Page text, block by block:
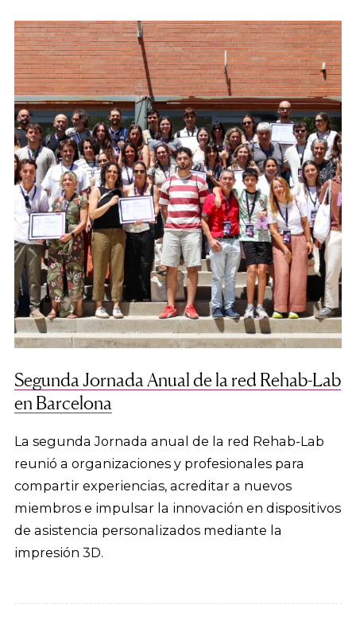
Segunda Jornada Anual de la red Rehab-Lab
en Barcelona
La segunda Jornada anual de la red Rehab-Lab
reunió a organizaciones y profesionales para
compartir experiencias, acreditar a nuevos
miembros e impulsar la innovación en dispositivos
de asistencia personalizados mediante la
impresión 3D.